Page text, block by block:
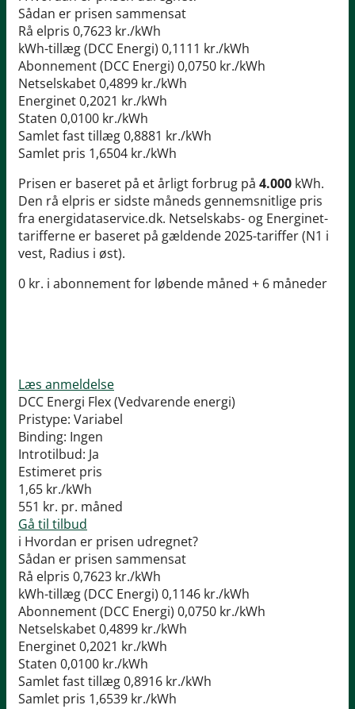
Sådan er prisen sammensat
Rå elpris 0,7623 kr./kWh
kWh-tillæg (DCC Energi) 0,1111 kr./kWh
Abonnement (DCC Energi) 0,0750 kr./kWh
Netselskabet0,4899 kr./kWh
Energinet0,2021 kr./kWh
Staten 0,0100 kr./kWh
Samlet fast tillæg0,8881 kr./kWh
Samlet pris 1,6504 kr./kWh
Prisen er baseret på et årligt forbrug på 4.000 kWh.
Den rå elpris er sidste måneds gennemsnitlige pris
fra energidataservice.dk. Netselskabs- og Energinet-
tarifferne er baseret på gældende 2025-tariffer (N1 i
vest, Radius i øst).
0 kr. i abonnement for løbende måned + 6 måneder
Læs anmeldelse
DCC Energi Flex (Vedvarende energi)
Pristype: Variabel
Binding: Ingen
Introtilbud: Ja
Estimeret pris
1,65 kr./kWh
551 kr. pr. måned
Gå til tilbud
i Hvordan er prisen udregnet?
Sådan er prisen sammensat
Rå elpris 0,7623 kr./kWh
kWh-tillæg (DCC Energi) 0,1146 kr./kWh
Abonnement (DCC Energi) 0,0750 kr./kWh
Netselskabet0,4899 kr./kWh
Energinet0,2021 kr./kWh
Staten 0,0100 kr./kWh
Samlet fast tillæg0,8916 kr./kWh
Samlet pris 1,6539 kr./kWh